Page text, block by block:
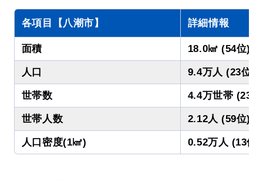
各項目【八潮市】 詳細情報
面積 18.0㎢ (54位)
人口 9.4万人 (23位)
世帯数 4.4万世帯 (23
世帯人数 2.12人 (59位)
人口密度(1㎢) 0.52万人 (13位)